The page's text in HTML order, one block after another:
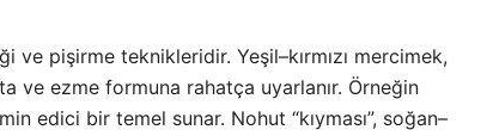
pişirme teknikleridir. Yeşil–kırmızı mercimek,
ve ezme formuna rahatça uyarlanır. Örneğin
edici bir temel sunar. Nohut “kıyması”, soğan–